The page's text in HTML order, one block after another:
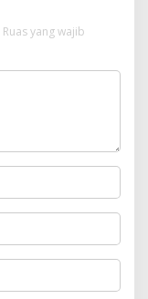
Ruas yang wajib